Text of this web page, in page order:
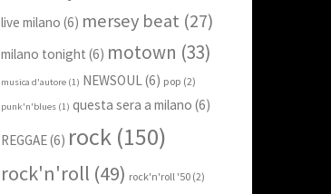
live milano (6) mersey beat (27)
milano tonight (6) motown (33)
musica d'autore(1) NEWSOUL(6) pop (2)
punk'n'blues(1) questa sera a milano (6)
REGGAE(6) rock(150)
rock'n'roll (49) rock'n'roll '50(2)